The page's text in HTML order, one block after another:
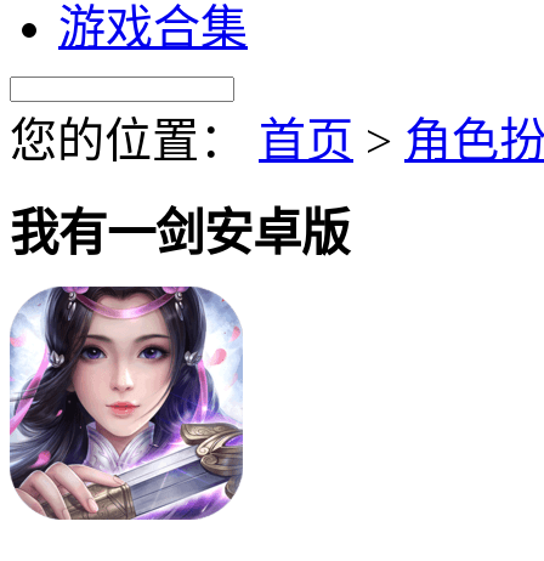
游戏合集
您的位置： 首页 > 角色
我有一剑安卓版